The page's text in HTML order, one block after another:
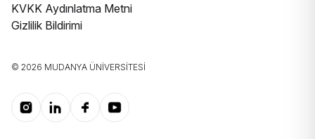
KVKK Aydınlatma Metni
Gizlilik Bildirimi
© 2026 MUDANYA ÜNIVERSITESI